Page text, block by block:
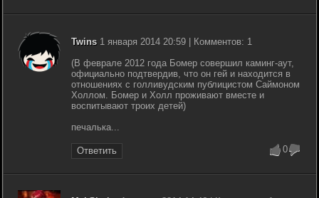
Twins1 января 2014 20:59 | Комментов: 1
(В феврале 2012 года Бомер совершил каминг-аут,
официально подтвердив, что он гей и находится в
отношениях с голливудским публицистом Саймоном
Холлом. Бомер и Холл проживают вместе и
воспитывают троих детей)
печалька...
Ответить 0